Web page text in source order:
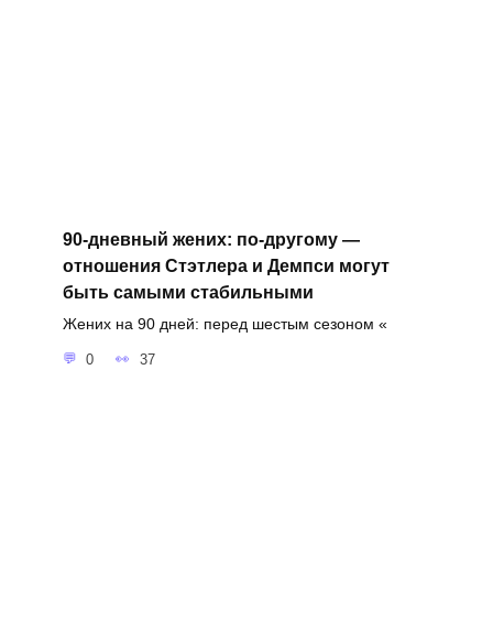
90-дневный жених: по-другому —
отношения Стэтлера и Демпси могут
быть самыми стабильными
Жених на 90 дней: перед шестым сезоном «
0 37